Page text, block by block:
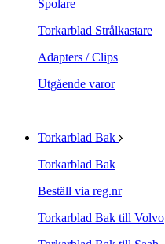
Spolare
Torkarblad Strålkastare
Adapters / Clips
Utgående varor
Torkarblad Bak
Torkarblad Bak
Beställ via reg.nr
Torkarblad Bak till Volvo